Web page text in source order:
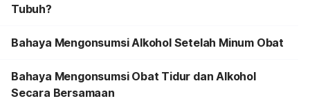
Tubuh?
Bahaya Mengonsumsi Alkohol Setelah Minum Obat
Bahaya Mengonsumsi Obat Tidur dan Alkohol
Secara Bersamaan